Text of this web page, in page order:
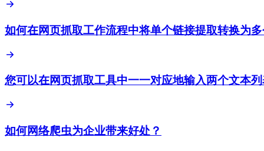
如何在网页抓取工作流程中将单个链接提取转换为
您可以在网页抓取工具中一一对应地输入两个文本
如何网络爬虫为企业带来好处？